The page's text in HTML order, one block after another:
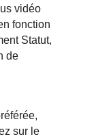
vidéo
fonction
Statut,
de
sur le